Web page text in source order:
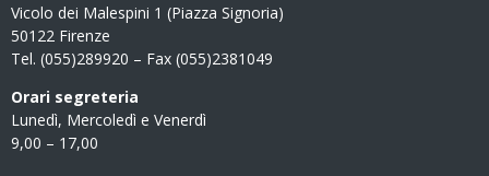
Vicolo dei Malespini 1 (Piazza Signoria)
50122 Firenze
Tel. (055)289920 – Fax (055)2381049
Orari segreteria
Lunedì, Mercoledì e Venerdì
9,00 – 17,00